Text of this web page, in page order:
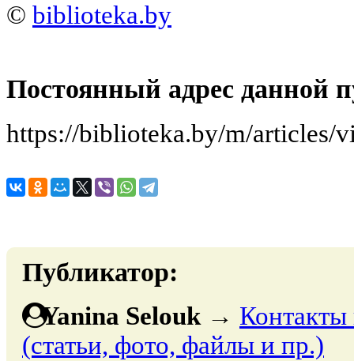
© biblioteka.by
Постоянный адрес данной
https://biblioteka.by/m/articles/
Публикатор:
Yanina Selouk→ Контакты
(статьи, фото, файлы и пр.)